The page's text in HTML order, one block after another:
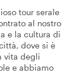
tour serale
al nostro
e la cultura di
dove si è
vita degli
e abbiamo